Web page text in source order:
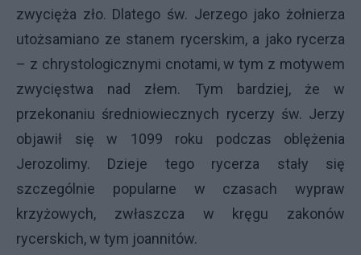
zwycięża zło. Dlatego św. Jerzego jako żołnierza
utożsamiano ze stanem rycerskim, a jako rycerza
– z chrystologicznymi cnotami, w tym z motywem
zwycięstwa nad złem. Tym bardziej, że w
przekonaniu średniowiecznych rycerzy św. Jerzy
objawił się w 1099 roku podczas oblężenia
Jerozolimy. Dzieje tego rycerza stały się
szczególnie popularne w czasach wypraw
krzyżowych, zwłaszcza w kręgu zakonów
rycerskich, w tym joannitów.